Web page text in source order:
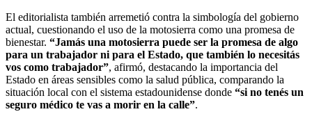
El editorialista también arremetió contra la simbología del gobierno
actual, cuestionando el uso de la motosierra como una promesa de
bienestar. “Jamás una motosierra puede ser la promesa de algo
para un trabajador ni para el Estado, que también lo necesitás
vos como trabajador”, afirmó, destacando la importancia del
Estado en áreas sensibles como la salud pública, comparando la
situación local con el sistema estadounidense donde “si no tenés un
seguro médico te vas a morir en la calle”.